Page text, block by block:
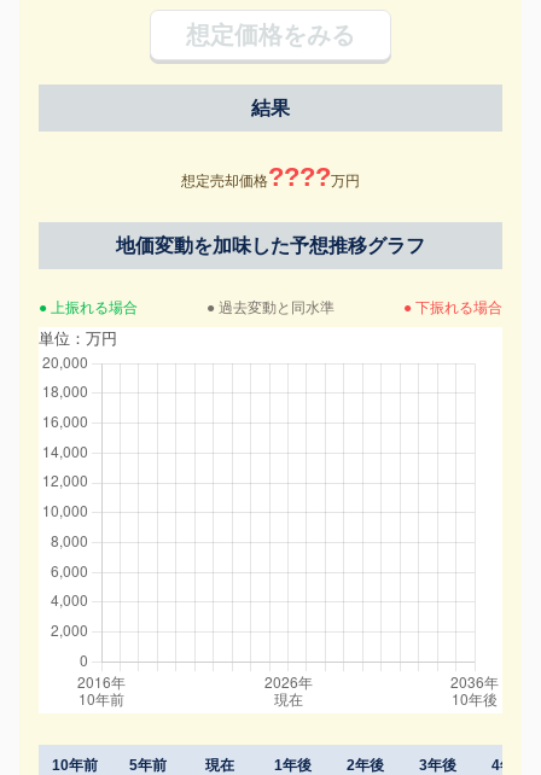
想定価格をみる
結果
想定売却価格????万円
地価変動を加味した予想推移グラフ
● 上振れる場合 ● 過去変動と同水準 ● 下振れる場合
単位：万円
10年前 5年前 現在 1年後 2年後 3年後 4年後